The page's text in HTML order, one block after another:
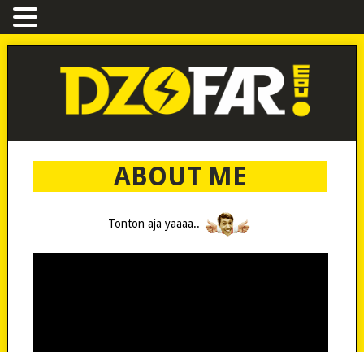
ABOUT ME
Tonton aja yaaaa..